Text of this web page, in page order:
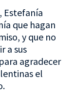
Estefanía
que hagan
y que no
a sus
agradecer
el